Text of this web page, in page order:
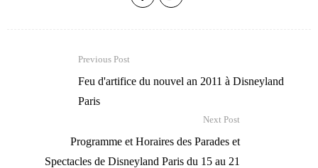
Previous Post
Feu d'artifice du nouvel an 2011 à Disneyland
Paris
Next Post
Programme et Horaires des Parades et
Spectacles de Disneyland Paris du 15 au 21